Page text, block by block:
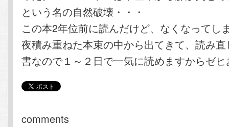
という名の自然破壊・・・
この本2年位前に読んだけど、なくなってし
夜積み重ねた本束の中から出てきて、読み
書なので１～２日で一気に読めますからゼ
comments